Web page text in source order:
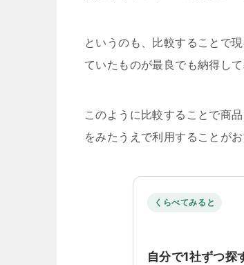
というのも、比較することで
ていたものが最良でも納得し
このように比較することで商
をみたうえで利用することがお
くらべてみると
自分で1社ずつ探